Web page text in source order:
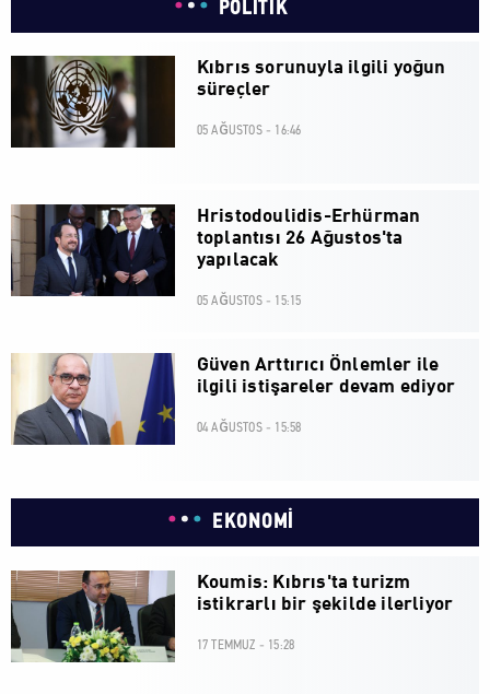
POLİTİK
Kıbrıs sorunuyla ilgili yoğun
süreçler
05 AĞUSTOS - 16:46
Hristodoulidis-Erhürman
toplantısı 26 Ağustos'ta
yapılacak
05 AĞUSTOS - 15:15
Güven Arttırıcı Önlemler ile
ilgili istişareler devam ediyor
04 AĞUSTOS - 15:58
EKONOMİ
Koumis: Kıbrıs'ta turizm
istikrarlı bir şekilde ilerliyor
17 TEMMUZ - 15:28